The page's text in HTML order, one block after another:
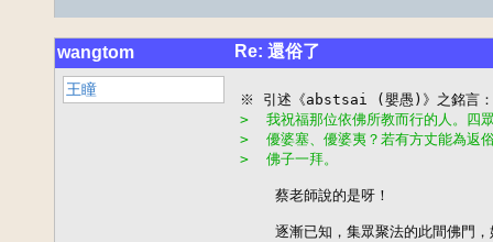
wangtom Re: 還俗了
王瞳
>  我祝福那位依佛所教而行的人。四
>  優婆塞、優婆夷？若有方丈能為返
>  佛子一拜。
    蔡老師說的是呀！
逐漸已知，集眾聚法的此間佛門